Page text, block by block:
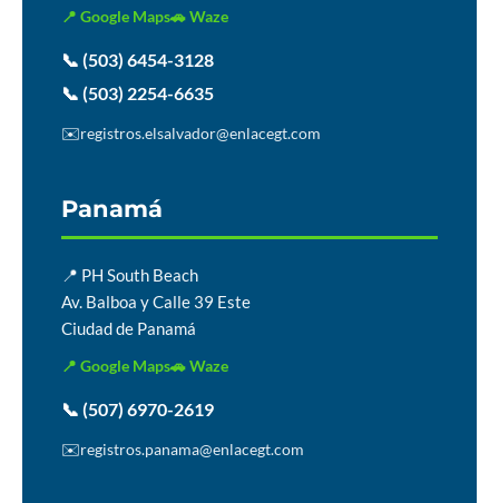
📍 Google Maps🚗 Waze
📞 (503) 6454-3128
📞 (503) 2254-6635
✉️registros.elsalvador@enlacegt.com
Panamá
📍 PH South Beach
Av. Balboa y Calle 39 Este
Ciudad de Panamá
📍 Google Maps🚗 Waze
📞 (507) 6970-2619
✉️registros.panama@enlacegt.com